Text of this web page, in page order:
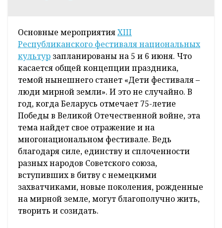
Основные мероприятияXIII
Республиканского фестиваля национальных
культур запланированы на 5 и 6 июня. Что
касается общей концепции праздника,
темой нынешнего станет «Дети фестиваля –
люди мирной земли». И это не случайно. В
год, когда Беларусь отмечает 75-летие
Победы в Великой Отечественной войне, эта
тема найдет свое отражение и на
многонациональном фестивале. Ведь
благодаря силе, единству и сплоченности
разных народов Советского союза,
вступивших в битву с немецкими
захватчиками, новые поколения, рожденные
на мирной земле, могут благополучно жить,
творить и созидать.